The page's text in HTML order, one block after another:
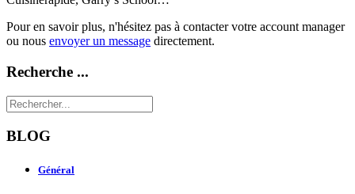
Pour en savoir plus, n'hésitez pas à contacter votre account manager
ou nous envoyer un message directement.
Recherche ...
BLOG
Général